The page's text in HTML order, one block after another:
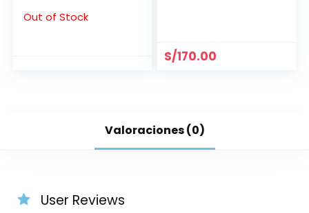
Out of Stock
S/170.00
Valoraciones (0)
User Reviews